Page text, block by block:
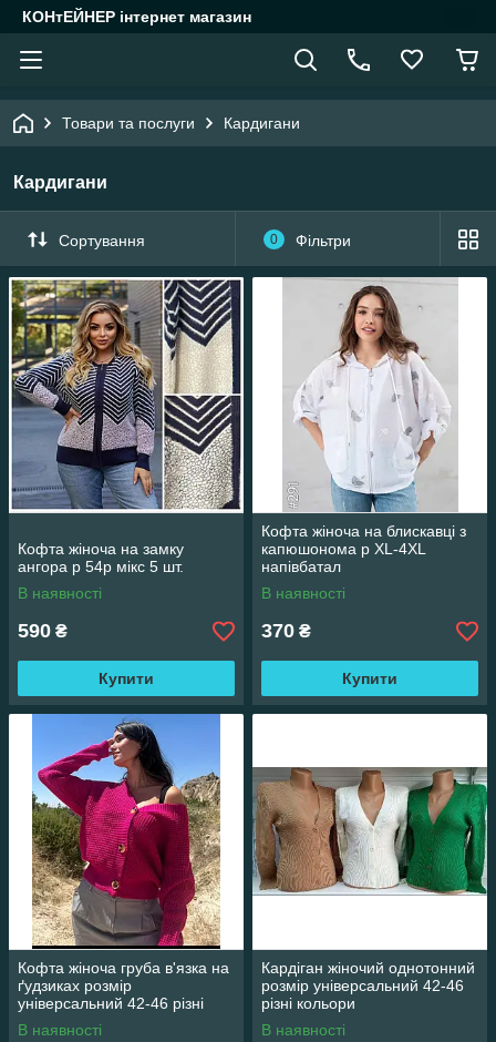
КОНтЕЙНЕР інтернет магазин
Товари та послуги Кардигани
Кардигани
Сортування 0 Фільтри
Кофта жіноча на замку
ангора р 54р мікс 5 шт.
В наявності
590 ₴
Купити
Кофта жіноча на блискавці з
капюшонома р XL-4XL
напівбатал
В наявності
370 ₴
Купити
Кофта жіноча груба в'язка на
ґудзиках розмір
універсальний 42-46 різні
кольори
В наявності
Кардіган жіночий однотонний
розмір універсальний 42-46
різні кольори
В наявності